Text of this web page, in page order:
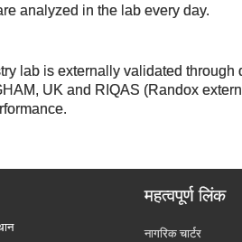
analyzed in the lab every day.
lab is externally validated
UK and RIQAS (Randox
महत्वपूर्ण लिंक
नागरिक चार्टर